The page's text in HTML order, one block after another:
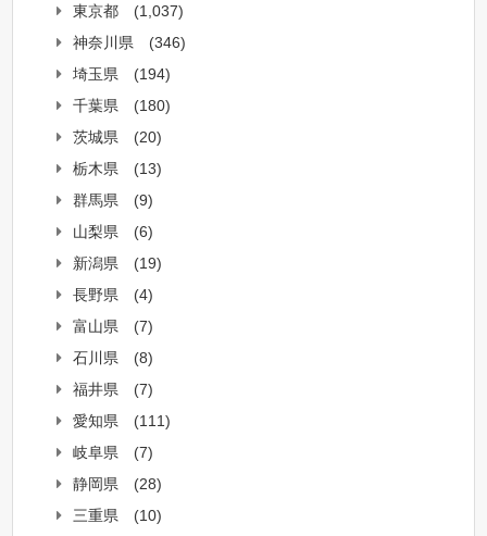
東京都
(1,037)
神奈川県
(346)
埼玉県
(194)
千葉県
(180)
茨城県
(20)
栃木県
(13)
群馬県
(9)
山梨県
(6)
新潟県
(19)
長野県
(4)
富山県
(7)
石川県
(8)
福井県
(7)
愛知県
(111)
岐阜県
(7)
静岡県
(28)
三重県
(10)